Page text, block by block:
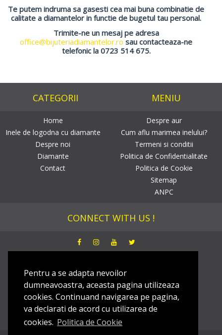
Pentru a se adapta nevoilor
dumneavoastra, aceasta pagina utilizeaza
cookies. Continuand navigarea pe pagina,
va declarati de acord cu utilizarea de
cookies. Politica de Cookie
Te putem indruma sa gasesti cea mai buna combinatie de
calitate a diamantelor in functie de bugetul tau personal.
Trimite-ne un mesaj pe adresa
office@bijuteriadiamantelor.ro sau contacteaza-ne
telefonic la 0723 514 675.
CATEGORII
Home
Inele de logodna cu diamante
Despre noi
Diamante
Contact
MENIU
Despre aur
Cum aflu marimea inelului?
Termeni si conditii
Politica de Confidentialitate
Politica de Cookie
Sitemap
ANPC
CONNECT WITH US !
Dezaboneaza